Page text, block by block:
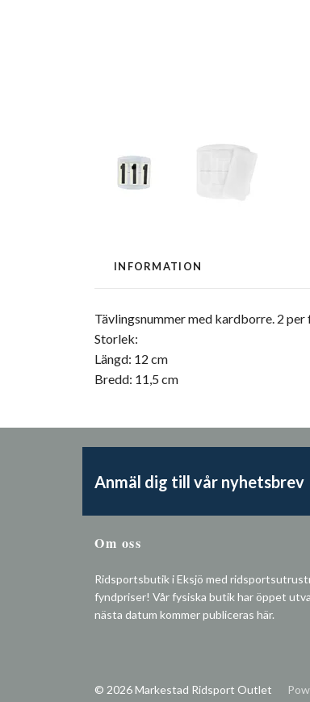
INFORMATION
Tävlingsnummer med kardborre. 2
Storlek:
Längd: 12 cm
Bredd: 11,5 cm
Anmäl dig till vår nyhetsbrev
Om oss
Ridsportsbutik i Eksjö med
fyndpriser! Vår fysiska butik har öppet
nästa datum kommer publiceras här.
© 2026 Markestad Ridsport Outlet